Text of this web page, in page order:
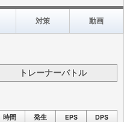
対策 動画
トレーナーバトル
時間 発生 EPS
DPS